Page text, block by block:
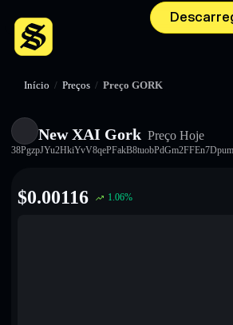
Início / Preços / Preço GORK
New XAI Gork Preço Hoje
$0.00116 1.06%